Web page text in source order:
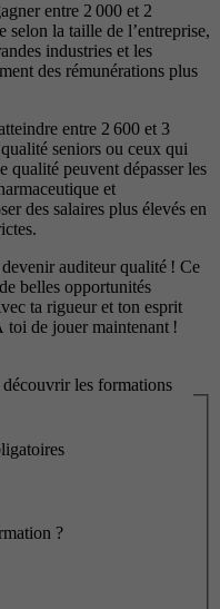
entre 2 000 et 2
selon la taille de l’entreprise,
industries et les
des rémunérations plus
entre 2 600 et 3
seniors ou ceux qui
qualité peuvent dépasser les
et
des salaires plus élevés en
auditeur qualité ! Ce
belles opportunités
ta rigueur et ton esprit
toi de jouer maintenant !
les formations
?